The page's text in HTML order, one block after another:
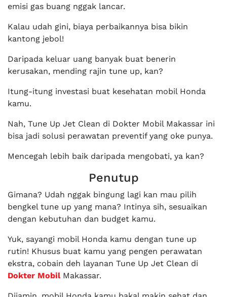
emisi gas buang nggak lancar.
Kalau udah gini, biaya perbaikannya bisa bikin
kantong jebol!
Daripada keluar uang banyak buat benerin
kerusakan, mending rajin tune up, kan?
Itung-itung investasi buat kesehatan mobil Honda
kamu.
Nah, Tune Up Jet Clean di Dokter Mobil Makassar ini
bisa jadi solusi perawatan preventif yang oke punya.
Mencegah lebih baik daripada mengobati, ya kan?
Penutup
Gimana? Udah nggak bingung lagi kan mau pilih
bengkel tune up yang mana? Intinya sih, sesuaikan
dengan kebutuhan dan budget kamu.
Yuk, sayangi mobil Honda kamu dengan tune up
rutin! Khusus buat kamu yang pengen perawatan
ekstra, cobain deh layanan Tune Up Jet Clean di
Dokter Mobil Makassar.